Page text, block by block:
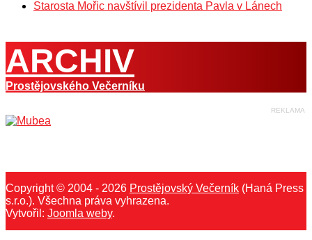
Starosta Mořic navštívil prezidenta Pavla v Lánech
ARCHIV
Prostějovského Večerníku
Copyright © 2004 - 2026 Prostějovský Večerník (Haná Press
s.r.o.). Všechna práva vyhrazena.
Vytvořil: Joomla weby.